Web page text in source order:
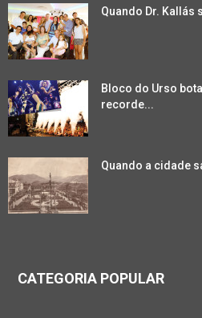
Quando Dr. Kallás
Bloco do Urso
recorde...
Quando a cidade
CATEGORIA POPULAR